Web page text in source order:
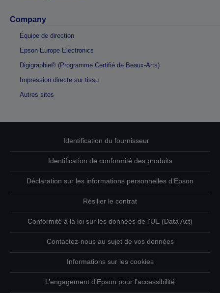
Company
Équipe de direction
Epson Europe Electronics
Digigraphie® (Programme Certifié de Beaux-Arts)
Impression directe sur tissu
Autres sites
Identification du fournisseur
Identification de conformité des produits
Déclaration sur les informations personnelles d’Epson
Résilier le contrat
Conformité à la loi sur les données de l'UE (Data Act)
Contactez-nous au sujet de vos données
Informations sur les cookies
L’engagement d’Epson pour l’accessibilité